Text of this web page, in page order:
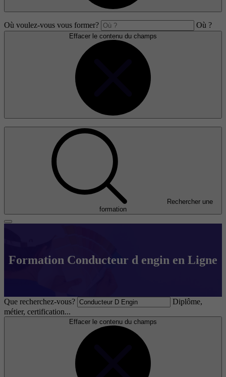
Où voulez-vous vous former? Où ?
Effacer le contenu du champs
Rechercher une
formation
Formation Conducteur d engin en Ligne
Que recherchez-vous?
Diplôme,
métier, certification...
Effacer le contenu du champs